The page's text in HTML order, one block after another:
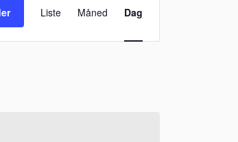
Navigation
Liste Måned Dag